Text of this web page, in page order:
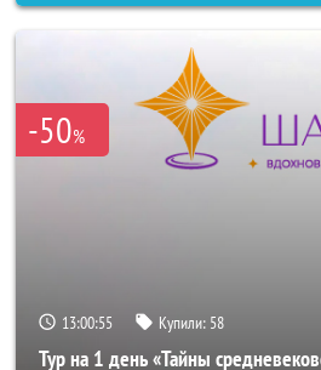
-50%
13:00:53 Купили: 58
Тур на 1 день «Тайны